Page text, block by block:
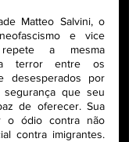
Matteo Salvini, o
e vice
repete a mesma
terror entre os
desesperados por
que seu
de oferecer. Sua
o ódio contra não
contra imigrantes.